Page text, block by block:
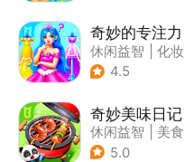
奇妙的专注力
休闲益智
化妆
| 宝宝巴士
4.5
奇妙美味日记
休闲益智
美食
| 宝宝巴士
5.0